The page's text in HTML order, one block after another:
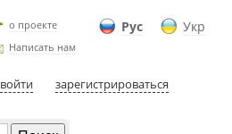
Рус Укр
о проекте
Написать нам
войти зарегистрироваться